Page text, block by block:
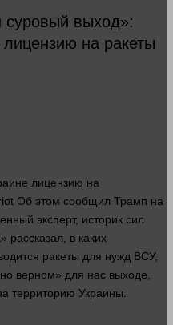
суровый выход»:
на ракеты
лицензию на
Об этом сообщил Трамп на
эксперт, историк сил
в каких
ракеты для нужд ВСУ,
верном» для нас выходе,
территорию Украины.